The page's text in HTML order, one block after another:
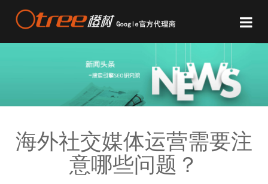
海外社交媒体运营需要注
意哪些问题？